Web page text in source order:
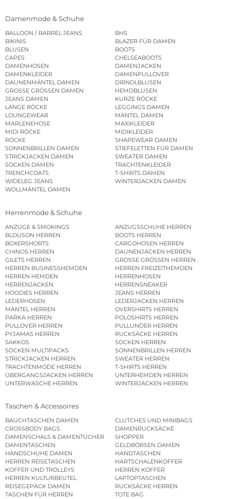
Damenmode & Schuhe
BALLOON / BARREL JEANS
BHS
BIKINIS
BLAZER FÜR DAMEN
BLUSEN
BOOTS
CAPES
CHELSEABOOTS
DAMENHOSEN
DAMENJACKEN
DAMENKLEIDER
DAMENPULLOVER
DAUNENMÄNTEL DAMEN
DIRNDLBLUSEN
GROSSE GRÖSSEN DAMEN
HEMDBLUSEN
JEANS DAMEN
KURZE RÖCKE
LANGE RÖCKE
LEGGINGS DAMEN
LOUNGEWEAR
MÄNTEL DAMEN
MARLENEHOSE
MAXIKLEIDER
MIDI RÖCKE
MIDIKLEIDER
RÖCKE
SHAPEWEAR DAMEN
SONNENBRILLEN DAMEN
STIEFELETTEN FÜR DAMEN
STRICKJACKEN DAMEN
SWEATER DAMEN
SOCKEN DAMEN
TRACHTENKLEIDER
TRENCHCOATS
T-SHIRTS DAMEN
WIDELEG JEANS
WINTERJACKEN DAMEN
WOLLMÄNTEL DAMEN
Herrenmode & Schuhe
ANZÜGE & SMOKINGS
ANZUGSSCHUHE HERREN
BLOUSON HERREN
BOOTS HERREN
BOXERSHORTS
CARGOHOSEN HERREN
CHINOS HERREN
DAUNENJACKEN HERREN
GILETS HERREN
GROSSE GRÖSSEN HERREN
HERREN BUSINESSHEMDEN
HERREN FREIZEITHEMDEN
HERREN HEMDEN
HERRENHOSEN
HERRENJACKEN
HERRENSNEAKER
HOODIES HERREN
JEANS HERREN
LEDERHOSEN
LEDERJACKEN HERREN
MÄNTEL HERREN
OVERSHIRTS HERREN
PARKA HERREN
POLOSHIRTS HERREN
PULLOVER HERREN
PULLUNDER HERREN
PYJAMAS HERREN
RUCKSÄCKE HERREN
SAKKOS
SOCKEN HERREN
SOCKEN MULTIPACKS
SONNENBRILLEN HERREN
STRICKJACKEN HERREN
SWEATER HERREN
TRACHTENMODE HERREN
T-SHIRTS HERREN
ÜBERGANGSJACKEN HERREN
UNTERHEMDEN HERREN
UNTERWÄSCHE HERREN
WINTERJACKEN HERREN
Taschen & Accessoires
BAUCHTASCHEN DAMEN
CLUTCHES UND MINIBAGS
CROSSBODY BAGS
DAMENRUCKSÄCKE
DAMENSCHALS & DAMENTÜCHER
SHOPPER
DAMENTASCHEN
GELDBÖRSEN DAMEN
HANDSCHUHE DAMEN
HANDTASCHEN
HERREN REISETASCHEN
HARTSCHALENKOFFER
KOFFER UND TROLLEYS
HERREN KOFFER
HERREN KULTURBEUTEL
LAPTOPTASCHEN
REISEGEPÄCK DAMEN
RUCKSÄCKE HERREN
TASCHEN FÜR HERREN
TOTE BAG